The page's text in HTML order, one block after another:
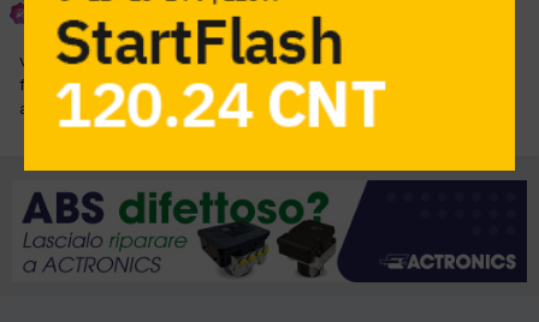
2 Novembre 2017
vorrei sapere se posso montare fendinebbia su questa auto e
fare il tutto più originale possibile...( tipo fiat ).. e fare qualche
allineamento... come diagnostico uso brain bee f-touch...